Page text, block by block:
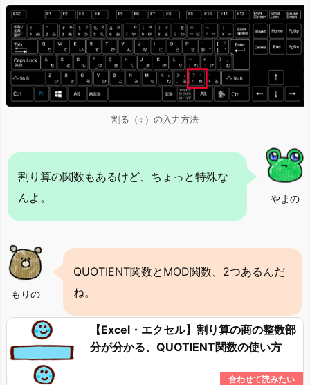
割る（÷）の入力方法
やまの
割り算の関数もあるけど、ちょっと特殊な
んよ。
もりの
QUOTIENT関数とMOD関数、2つあるんだ
ね。
【Excel・エクセル】割り算の商の整数部
分が分かる、QUOTIENT関数の使い方